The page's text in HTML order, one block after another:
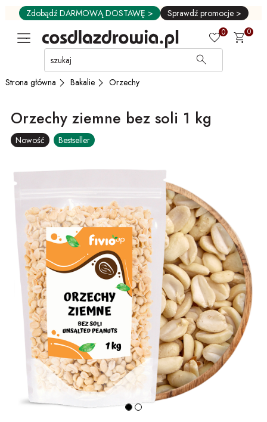
Przejdź
GŁÓWNEJ
ZAWARTOŚCI
MENU
UŻYTKOWNIKA
WYSZUKIWARKI
Zdobądź DARMOWĄ DOSTAWĘ > Sprawdź promocje >
0 0
Strona główna Bakalie Orzechy
Orzechy ziemne bez soli 1 kg
Nowość Bestseller